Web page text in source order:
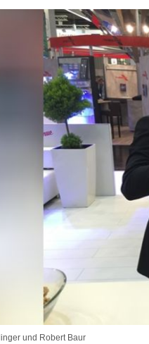
und Robert Baur